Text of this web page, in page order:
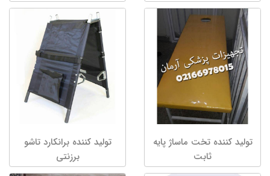
تولید کننده تخت ماساژ پایه
ثابت
تولید کننده برانکارد تاشو
برزنتی